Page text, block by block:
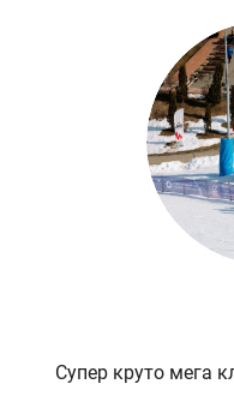
Супер круто мега